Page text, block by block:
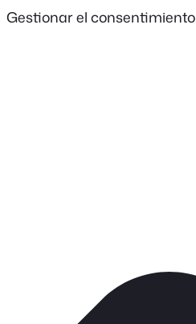
Gestionar el consentimiento